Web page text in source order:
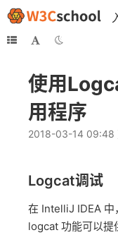
使用
用程序
2018-03-14 09:48
Logcat调试
在 IntelliJ IDEA 中
logcat 功能可以提